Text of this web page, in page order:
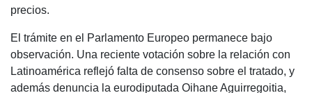
precios.
El trámite en el Parlamento Europeo permanece bajo
observación. Una reciente votación sobre la relación con
Latinoamérica reflejó falta de consenso sobre el tratado, y
además denuncia la eurodiputada Oihane Aguirregoitia,